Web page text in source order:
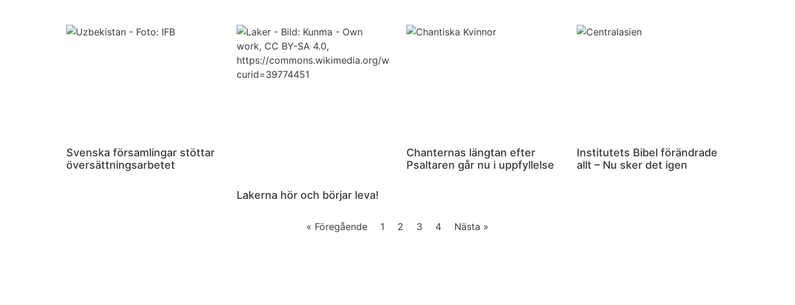
Svenska församlingar stöttar
översättningsarbetet
Lakerna hör och börjar leva!
Chanternas längtan efter
Psaltaren går nu i uppfyllelse
Institutets Bibel förändrade
allt – Nu sker det igen
« Föregående 1 2 3 4 Nästa »